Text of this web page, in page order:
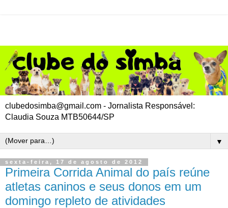
clubedosimba@gmail.com - Jornalista Responsável:
Claudia Souza MTB50644/SP
▼
sexta-feira, 17 de agosto de 2012
Primeira Corrida Animal do país reúne
atletas caninos e seus donos em um
domingo repleto de atividades